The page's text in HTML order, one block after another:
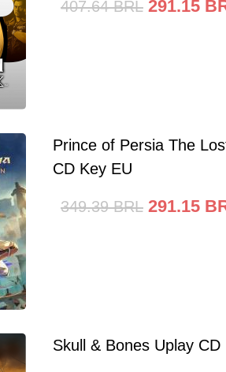
407.64 BRL 291.15
Prince of Persia The
CD Key EU
349.39 BRL 291.15
Skull & Bones Uplay CD